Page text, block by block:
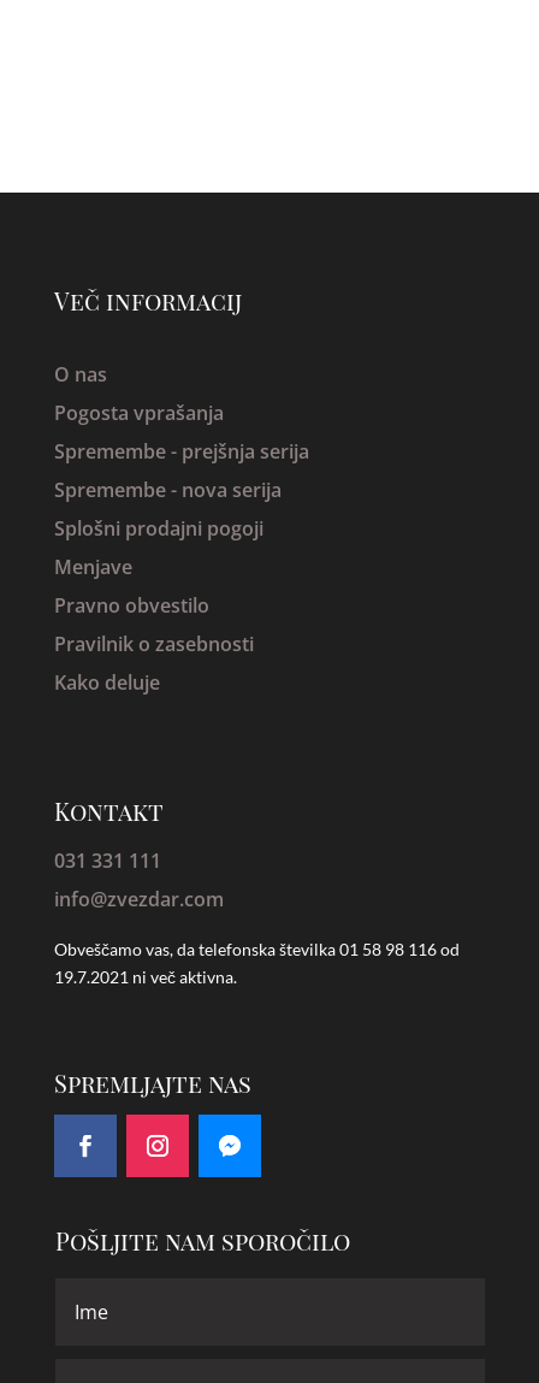
Več informacij
O nas
Pogosta vprašanja
Spremembe - prejšnja serija
Spremembe - nova serija
Splošni prodajni pogoji
Menjave
Pravno obvestilo
Pravilnik o zasebnosti
Kako deluje
Kontakt
031 331 111
info@zvezdar.com
Obveščamo vas, da telefonska številka01 58 98 116 od
19.7.2021 ni več aktivna.
Spremljajte nas
Pošljite nam sporočilo